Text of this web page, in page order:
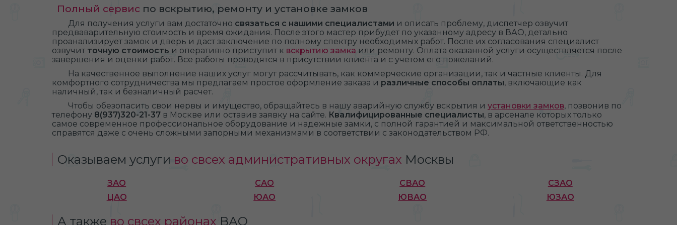
Полный сервис по вскрытию, ремонту и установке замков
Для получения услуги вам достаточно связаться с нашими специалистами и описать проблему, диспетчер озвучит
предваварительную стоимость и время ожидания. После этого мастер прибудет по указанному адресу в ВАО, детально
проанализирует замок и дверь и даст заключение по полному спектру необходимых работ. После их согласования специалист
озвучит точную стоимость и оперативно приступит к вскрытию замка или ремонту. Оплата оказанной услуги осуществляется после
завершения и оценки работ. Все работы проводятся в присутствии клиента и с учетом его пожеланий.
На качественное выполнение наших услуг могут рассчитывать, как коммерческие организации, так и частные клиенты. Для
комфортного сотрудничества мы предлагаем простое оформление заказа и различные способы оплаты, включающие как
наличный, так и безналичный расчет.
Чтобы обезопасить свои нервы и имущество, обращайтесь в нашу аварийную службу вскрытия и установки замков, позвонив по
телефону 8(937)320-21-37в Москве или оставив заявку на сайте. Квалифицированные специалисты, в арсенале которых только
самое современное профессиональное оборудование и надежные замки, с полной гарантией и максимальной ответственностью
справятся даже с очень сложными запорными механизмами в соответствии с законодательством РФ.
Оказываем услуги во свсех административных округах Москвы
ЗАО САО СВАО
СЗАО
ЦАО
ЮАО ЮВАО ЮЗАО
А также во свсех районах ВАО